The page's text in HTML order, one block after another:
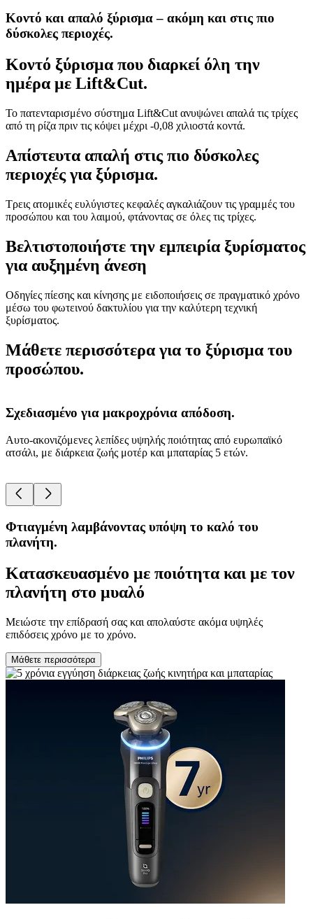
Κοντό και απαλό ξύρισμα – ακόμη και στις πιο
δύσκολες περιοχές.
Κοντό ξύρισμα που διαρκεί όλη την
ημέρα με Lift&Cut.
Το πατενταρισμένο σύστημα Lift&Cut ανυψώνει απαλά τις τρίχες
από τη ρίζα πριν τις κόψει μέχρι -0,08 χιλιοστά κοντά.
Απίστευτα απαλή στις πιο δύσκολες
περιοχές για ξύρισμα.
Τρεις ατομικές ευλύγιστες κεφαλές αγκαλιάζουν τις γραμμές του
προσώπου και του λαιμού, φτάνοντας σε όλες τις τρίχες.
Βελτιστοποιήστε την εμπειρία ξυρίσματος
για αυξημένη άνεση
Οδηγίες πίεσης και κίνησης με ειδοποιήσεις σε πραγματικό χρόνο
μέσω του φωτεινού δακτυλίου για την καλύτερη τεχνική
ξυρίσματος.
Μάθετε περισσότερα για το ξύρισμα του
προσώπου.
Σχεδιασμένο για μακροχρόνια απόδοση.
Αυτο-ακονιζόμενες λεπίδες υψηλής ποιότητας από ευρωπαϊκό
ατσάλι, με διάρκεια ζωής μοτέρ και μπαταρίας 5 ετών.
Φτιαγμένη λαμβάνοντας υπόψη το καλό του
πλανήτη.
Κατασκευασμένο με ποιότητα και με τον
πλανήτη στο μυαλό
Μειώστε την επίδρασή σας και απολαύστε ακόμα υψηλές
επιδόσεις χρόνο με το χρόνο.
Μάθετε περισσότερα